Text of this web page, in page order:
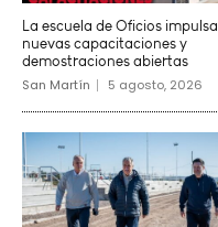
La escuela de Oficios impulsa
nuevas capacitaciones y
demostraciones abiertas
San Martín 5 agosto, 2026